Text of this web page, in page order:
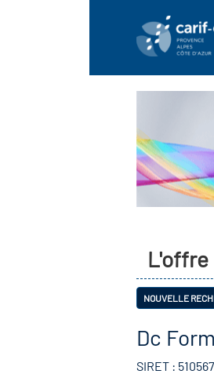
L'offre
NOUVELLE
Dc
SIRET :